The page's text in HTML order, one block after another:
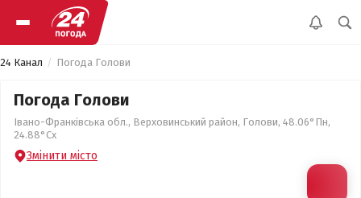
24 Канал Погода Голови
Погода Голови
Івано-Франківська обл., Верховинський район, Голови, 48.06°Пн,
24.88°Сх
Змінити місто